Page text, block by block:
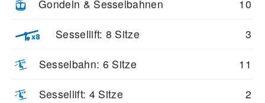
Gondeln & Sesselbahnen 10
Sessellift: 8 Sitze 3
Sesselbahn: 6 Sitze 11
Sessellift: 4 Sitze 2